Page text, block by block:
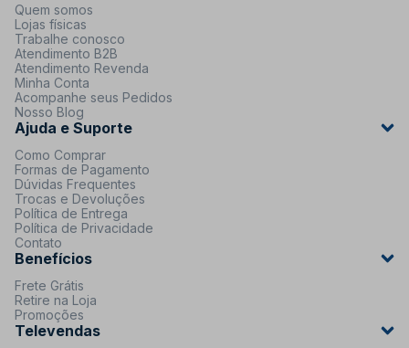
Quem somos
Lojas físicas
Trabalhe conosco
Atendimento B2B
Atendimento Revenda
Minha Conta
Acompanhe seus Pedidos
Nosso Blog
Ajuda e Suporte
Como Comprar
Formas de Pagamento
Dúvidas Frequentes
Trocas e Devoluções
Política de Entrega
Política de Privacidade
Contato
Benefícios
Frete Grátis
Retire na Loja
Promoções
Televendas